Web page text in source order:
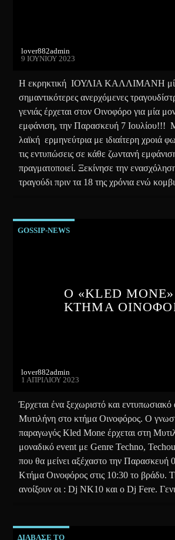
lover882admin
9 ΙΟΥΝΊΟΥ 2023
Η εκρηκτική ΙΟΥΛΙΑ ΚΑΛΛΙΜΑΝΗ μία
σημαντικότερες ανερχόμενες
γενιάς έρχεται στον Οινοφόρο για μία
εμφάνιση, την Παρασκευή 7 Ιουλίου!!!
λαϊκή ερμηνεύτρια με ιδιαίτερη χροιά
τις εντυπώσεις σε κάθε ζωντανή
πραγματοποιεί. Ξεκίνησε την
τραγούδι πριν τα 18 της χρόνια ενώ
GOSSIP-NEWS
Ο «KLED
ΚΤΗΜΑ
lover882admin
1 ΑΠΡΙΛΊΟΥ 2023
Έρχεται ένα ξεχωριστό και
Μυτιλήνη στο κτήμα Οινοφόρος. Ο
παραγωγός Kled Mone έρχεται στη
μοναδικό event με Genre Techno,
που θα μείνει αξέχαστο την Παρασκευή
Κτήμα Οινοφόρος στις 10:30 το βράδυ.
ανοίξουν οι : Dj NK10 και ο Dj Fere.
ΔΙΑΒΑΣΕ ΤΟ